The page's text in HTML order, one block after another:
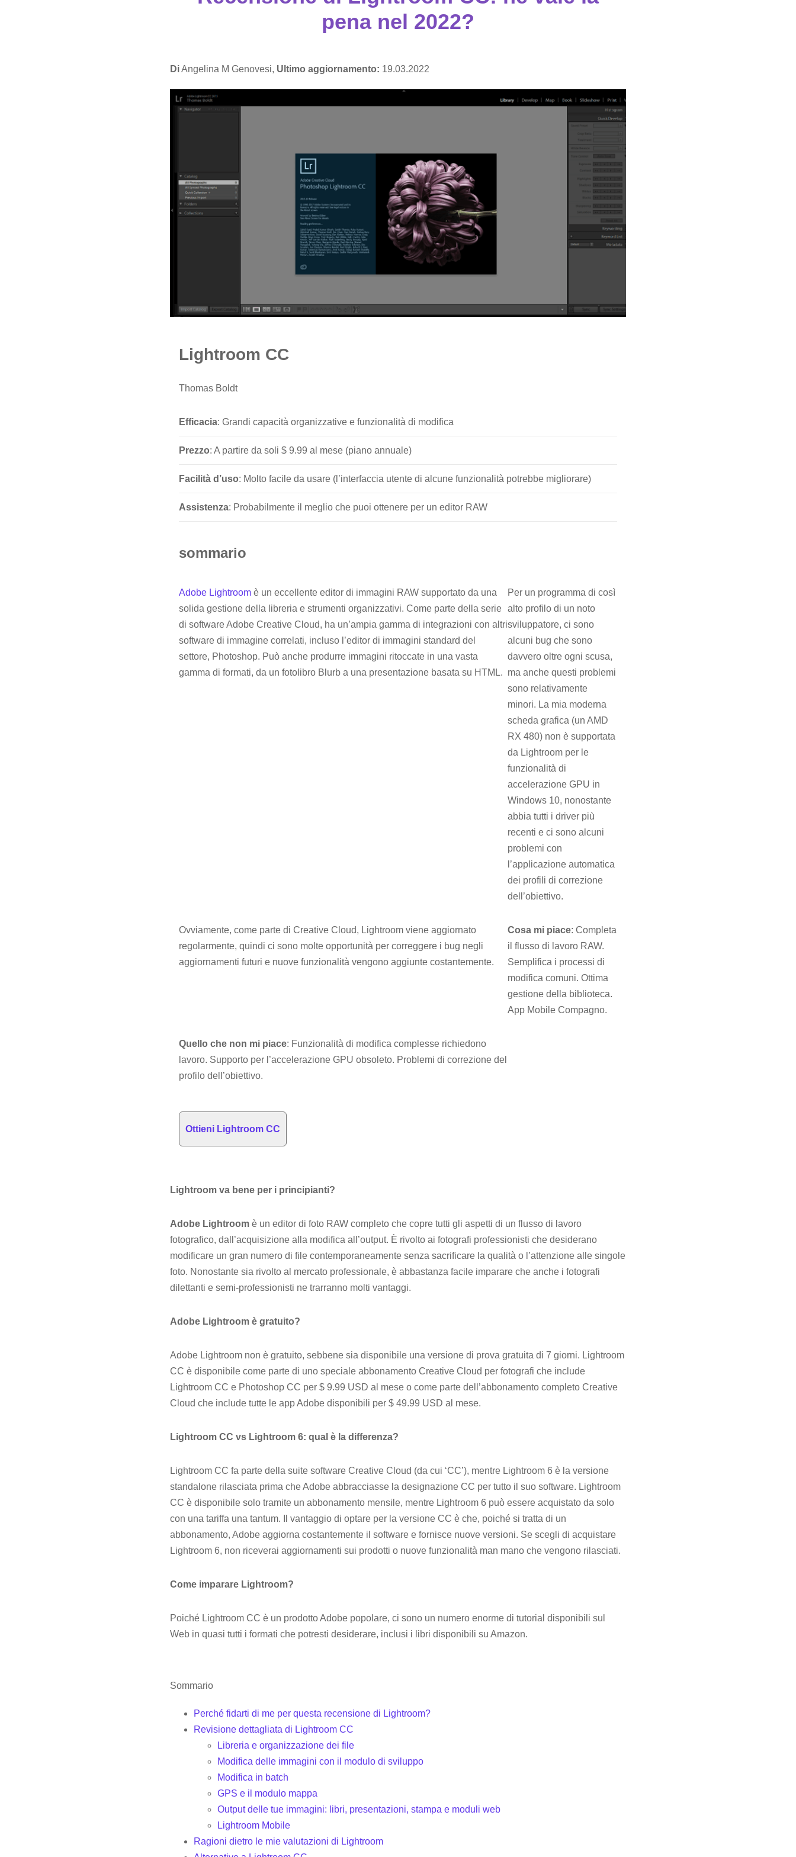
pena nel 2022?
DiAngelina M Genovesi, Ultimo aggiornamento: 19.03.2022
Lightroom CC
Thomas Boldt
Efficacia: Grandi capacità organizzative e funzionalità di modifica
Prezzo: A partire da soli $ 9.99 al mese (piano annuale)
Facilità d’uso: Molto facile da usare (l’interfaccia utente di alcune funzionalità potrebbe migliorare)
Assistenza: Probabilmente il meglio che puoi ottenere per un editor RAW
sommario
Adobe Lightroom è un eccellente editor di immagini RAW supportato da una
solida gestione della libreria e strumenti organizzativi. Come parte della serie
di software Adobe Creative Cloud, ha un’ampia gamma di integrazioni con altri
software di immagine correlati, incluso l’editor di immagini standard del
settore, Photoshop. Può anche produrre immagini ritoccate in una vasta
gamma di formati, da un fotolibro Blurb a una presentazione basata su HTML.
Per un programma di così
alto profilo di un noto
sviluppatore, ci sono
alcuni bug che sono
davvero oltre ogni scusa,
ma anche questi problemi
sono relativamente
minori. La mia moderna
scheda grafica (un AMD
RX 480) non è supportata
da Lightroom per le
funzionalità di
accelerazione GPU in
Windows 10, nonostante
abbia tutti i driver più
recenti e ci sono alcuni
problemi con
l’applicazione automatica
dei profili di correzione
dell’obiettivo.
Ovviamente, come parte di Creative Cloud, Lightroom viene aggiornato
regolarmente, quindi ci sono molte opportunità per correggere i bug negli
aggiornamenti futuri e nuove funzionalità vengono aggiunte costantemente.
Cosa mi piace: Completa
il flusso di lavoro RAW.
Semplifica i processi di
modifica comuni. Ottima
gestione della biblioteca.
App Mobile Compagno.
Quello che non mi piace: Funzionalità di modifica complesse richiedono
lavoro. Supporto per l’accelerazione GPU obsoleto. Problemi di correzione del
profilo dell’obiettivo.
Ottieni Lightroom CC
Lightroom va bene per i principianti?
Adobe Lightroom è un editor di foto RAW completo che copre tutti gli aspetti di un flusso di lavoro
fotografico, dall’acquisizione alla modifica all’output. È rivolto ai fotografi professionisti che desiderano
modificare un gran numero di file contemporaneamente senza sacrificare la qualità o l’attenzione alle singole
foto. Nonostante sia rivolto al mercato professionale, è abbastanza facile imparare che anche i fotografi
dilettanti e semi-professionisti ne trarranno molti vantaggi.
Adobe Lightroom è gratuito?
Adobe Lightroom non è gratuito, sebbene sia disponibile una versione di prova gratuita di 7 giorni. Lightroom
CC è disponibile come parte di uno speciale abbonamento Creative Cloud per fotografi che include
Lightroom CC e Photoshop CC per $ 9.99 USD al mese o come parte dell’abbonamento completo Creative
Cloud che include tutte le app Adobe disponibili per $ 49.99 USD al mese.
Lightroom CC vs Lightroom 6: qual è la differenza?
Lightroom CC fa parte della suite software Creative Cloud (da cui ‘CC’), mentre Lightroom 6 è la versione
standalone rilasciata prima che Adobe abbracciasse la designazione CC per tutto il suo software. Lightroom
CC è disponibile solo tramite un abbonamento mensile, mentre Lightroom 6 può essere acquistato da solo
con una tariffa una tantum. Il vantaggio di optare per la versione CC è che, poiché si tratta di un
abbonamento, Adobe aggiorna costantemente il software e fornisce nuove versioni. Se scegli di acquistare
Lightroom 6, non riceverai aggiornamenti sui prodotti o nuove funzionalità man mano che vengono rilasciati.
Come imparare Lightroom?
Poiché Lightroom CC è un prodotto Adobe popolare, ci sono un numero enorme di tutorial disponibili sul
Web in quasi tutti i formati che potresti desiderare, inclusi i libri disponibili su Amazon.
Sommario
Perché fidarti di me per questa recensione di Lightroom?
Revisione dettagliata di Lightroom CC
Libreria e organizzazione dei file
Modifica delle immagini con il modulo di sviluppo
Modifica in batch
GPS e il modulo mappa
Output delle tue immagini: libri, presentazioni, stampa e moduli web
Lightroom Mobile
Ragioni dietro le mie valutazioni di Lightroom